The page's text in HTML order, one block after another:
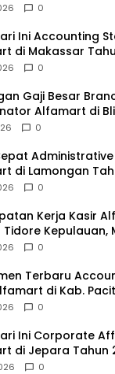
0
Ini Accounting
di Makassar
0
Gaji Besar
Alfamart di
0
di Lamongan
0
Kerja Kasir
Tidore Kepulauan,
2025
0
Terbaru
di Kab.
Tahun 2025
0
Ini Corporate
di Jepara Tahun
0